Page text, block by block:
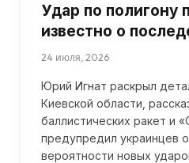
Удар по полигону
известно о
24 июля, 2026
Юрий Игнат раскрыл
Киевской области,
баллистических ракет и
предупредил украинцев
вероятности новых